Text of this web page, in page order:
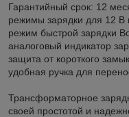
Гарантийный срок: 12
режимы зарядки для 12 В
режим быстрой зарядки
аналоговый индикатор
защита от короткого
удобная ручка для
Трансформаторное
своей простотой и